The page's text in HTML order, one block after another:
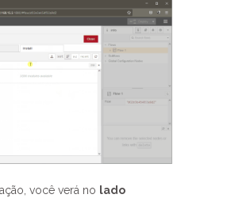
você verá no lado